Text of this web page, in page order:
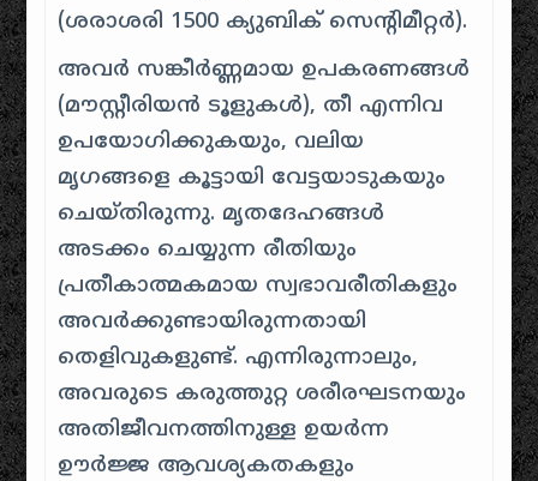
(ശരാശരി 1500 ക്യുബിക് സെന്റിമീറ്റർ).
അവർ സങ്കീർണ്ണമായ ഉപകരണങ്ങൾ
(മൗസ്റ്റീരിയൻ ടൂളുകൾ), തീ എന്നിവ
ഉപയോഗിക്കുകയും, വലിയ
മൃഗങ്ങളെ കൂട്ടായി വേട്ടയാടുകയും
ചെയ്തിരുന്നു. മൃതദേഹങ്ങൾ
അടക്കം ചെയ്യുന്ന രീതിയും
പ്രതീകാത്മകമായ സ്വഭാവരീതികളും
അവർക്കുണ്ടായിരുന്നതായി
തെളിവുകളുണ്ട്. എന്നിരുന്നാലും,
അവരുടെ കരുത്തുറ്റ ശരീരഘടനയും
അതിജീവനത്തിനുള്ള ഉയർന്ന
ഊർജ്ജ ആവശ്യകതകളും